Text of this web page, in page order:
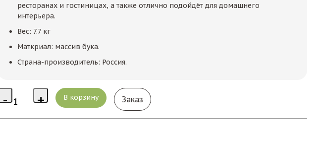
ресторанах и гостиницах, а также отлично подойдёт для домашнего
интерьера.
Вес: 7.7 кг
Маткриал: массив бука.
Страна-производитель: Россия.
Заказ